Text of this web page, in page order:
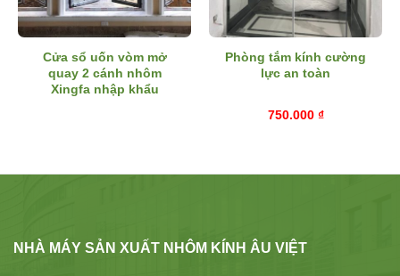
Cửa sổ uốn vòm mở
quay 2 cánh nhôm
Xingfa nhập khẩu
Phòng tắm kính cường
lực an toàn
750.000 ₫
NHÀ MÁY SẢN XUẤT NHÔM KÍNH ÂU VIỆT